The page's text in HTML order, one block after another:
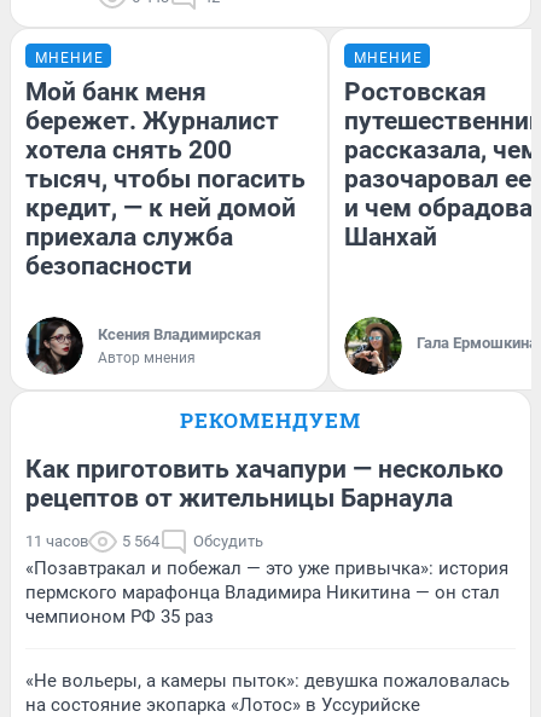
МНЕНИЕ
Мой банк меня
бережет. Журналист
хотела снять 200
тысяч, чтобы погасить
кредит, — к ней домой
приехала служба
безопасности
Ксения Владимирская
Автор мнения
МНЕНИЕ
Ростовская
рассказала, чем
разочаровал
и чем
Шанхай
Гала Ермошкина
РЕКОМЕНДУЕМ
Как приготовить хачапури — несколько
рецептов от жительницы Барнаула
11 часов 5 564 Обсудить
«Позавтракал и побежал — это уже привычка»: история
пермского марафонца Владимира Никитина — он стал
чемпионом РФ 35 раз
«Не вольеры, а камеры пыток»: девушка пожаловалась
на состояние экопарка «Лотос» в Уссурийске